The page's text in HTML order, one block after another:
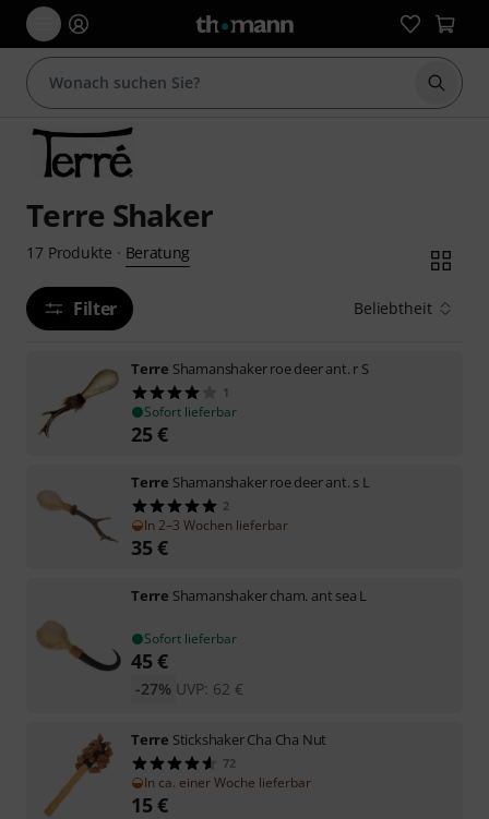
Suche
Terre Shaker
17 Produkte · Beratung
Filter Beliebtheit
Terre Shamanshaker roe deer ant. r S
1
Sofort lieferbar
25€
Terre Shamanshaker roe deer ant. s L
2
In 2–3 Wochen lieferbar
35€
Terre Shamanshaker cham. ant sea L
Sofort lieferbar
45€
UVP: 62 €
-27%
Terre Stickshaker Cha Cha Nut
72
In ca. einer Woche lieferbar
15€